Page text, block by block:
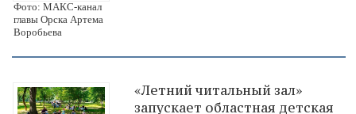
Фото: МАКС-канал
главы Орска Артема
Воробьева
«Летний читальный зал»
запускает областная детская